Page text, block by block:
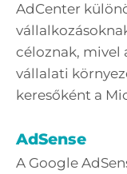
AdCenter
céloznak, mivel
vállalati
keresőként a
AdSense
A Google